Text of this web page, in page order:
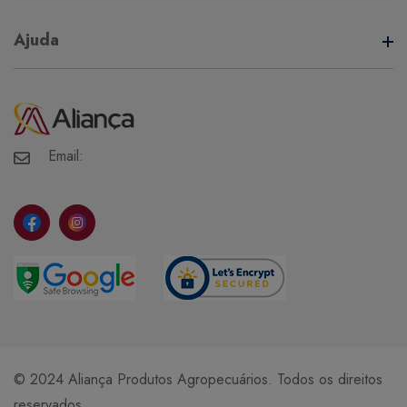
Termos de Uso
Ajuda
Minha Conta
Meus Pedidos
Meus Favoritos
Email:
© 2024 Aliança Produtos Agropecuários. Todos os direitos